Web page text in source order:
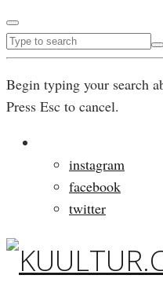
Begin typing your search
Press Esc to cancel.
instagram
facebook
twitter